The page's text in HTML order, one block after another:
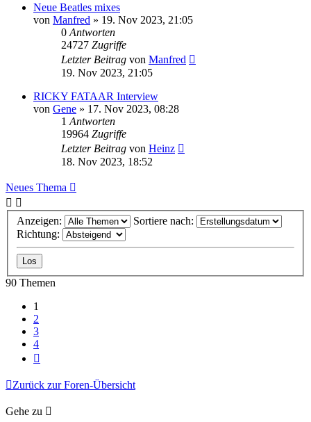
Neue Beatles mixes
von Manfred » 19. Nov 2023, 21:05
0 Antworten
24727 Zugriffe
Letzter Beitrag von Manfred
19. Nov 2023, 21:05
RICKY FATAAR Interview
von Gene » 17. Nov 2023, 08:28
1 Antworten
19964 Zugriffe
Letzter Beitrag von Heinz
18. Nov 2023, 18:52
Neues Thema
Anzeigen:
Sortiere nach:
Richtung:
90 Themen
1
2
3
4
Zurück zur Foren-Übersicht
Gehe zu